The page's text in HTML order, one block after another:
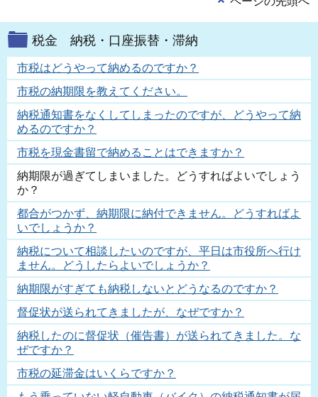
税金 納税・口座振替・滞納
市税はどうやって納めるのですか？
市税の納期限を教えてください。
納税通知書をなくしてしまったのですが、どうやって納
めるのですか？
市税を現金書留で納めることはできますか？
納期限が過ぎてしまいました。どうすればよいでしょう
か？
都合がつかず、納期限に納付できません。どうすればよ
いでしょうか？
納税について相談したいのですが、平日は市役所へ行け
ません。どうしたらよいでしょうか？
納期限がすぎても納税しないとどうなるのですか？
督促状が送られてきましたが、なぜですか？
納税したのに督促状（催告書）が送られてきました。な
ぜですか？
市税の延滞金はいくらですか？